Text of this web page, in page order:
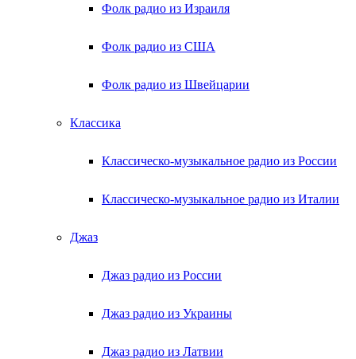
Фолк радио из Израиля
Фолк радио из США
Фолк радио из Швейцарии
Классика
Классическо-музыкальное радио из России
Классическо-музыкальное радио из Италии
Джаз
Джаз радио из России
Джаз радио из Украины
Джаз радио из Латвии